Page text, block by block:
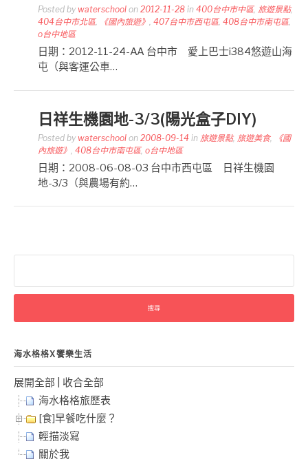
Posted by waterschool on 2012-11-28 in 400台中市中區, 旅遊景點,
404台中市北區, 《國內旅遊》 , 407台中市西屯區, 408台中市南屯區,
o台中地區
日期：2012-11-24-AA 台中市 愛上巴士i384悠遊山海
屯（與客運公車…
日祥生機園地-3/3(陽光盒子DIY)
Posted by waterschool on 2008-09-14 in 旅遊景點, 旅遊美食,
《國
內旅遊》
408台中市南屯區, o台中地區
日期：2008-06-08-03 台中市西屯區 日祥生機園
地-3/3（與農場有約…
關
字:
海水格格X饗樂生活
展開全部
收合全部
海水格格旅歷表
[食]早餐吃什麼？
輕描淡寫
關於我